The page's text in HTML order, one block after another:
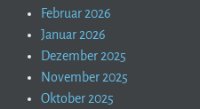
Februar 2026
Januar 2026
Dezember 2025
November 2025
Oktober 2025